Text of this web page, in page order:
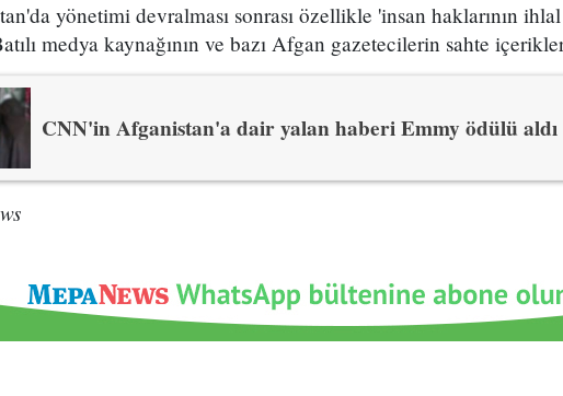
yönetimi devralması sonrası özellikle 'insan haklarının
medya kaynağının ve bazı Afgan gazetecilerin sahte
CNN'in Afganistan'a dair yalan haberi Emmy ödülü aldı